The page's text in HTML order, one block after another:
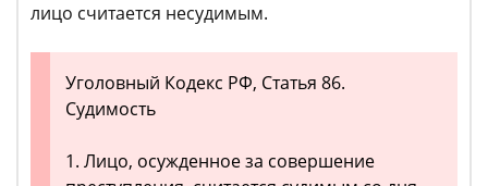
лицо считается несудимым.
Уголовный Кодекс РФ, Статья 86.
Судимость
1. Лицо, осужденное за совершение